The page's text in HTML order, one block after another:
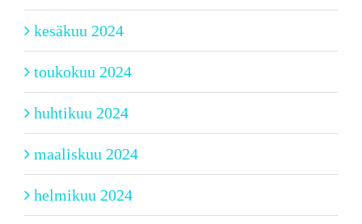
kesäkuu 2024
toukokuu 2024
huhtikuu 2024
maaliskuu 2024
helmikuu 2024